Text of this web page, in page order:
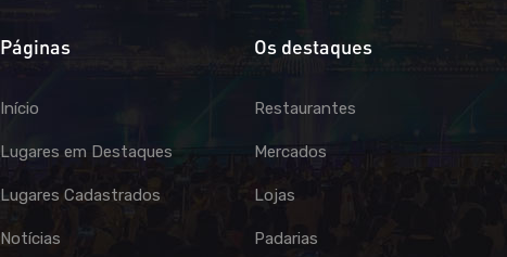
Páginas
Início
Lugares em Destaques
Lugares Cadastrados
Notícias
Os destaques
Restaurantes
Mercados
Lojas
Padarias